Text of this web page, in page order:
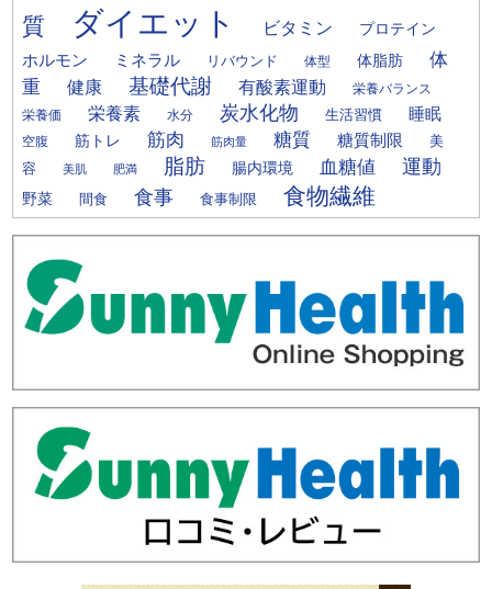
質
ダイエット ビタミン プロテイン
ホルモン ミネラル リバウンド 体型 体脂肪
体
重
健康 基礎代謝 有酸素運動 栄養バランス
栄養価 栄養素 水分 炭水化物 生活習慣 睡眠
空腹 筋トレ 筋肉 筋肉量 糖質 糖質制限
美
容
美肌 肥満 脂肪 腸内環境 血糖値 運動
野菜 間食 食事 食事制限 食物繊維